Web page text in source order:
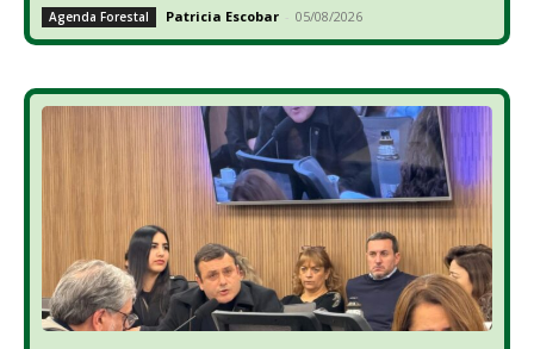
Agenda Forestal Patricia Escobar - 05/08/2026